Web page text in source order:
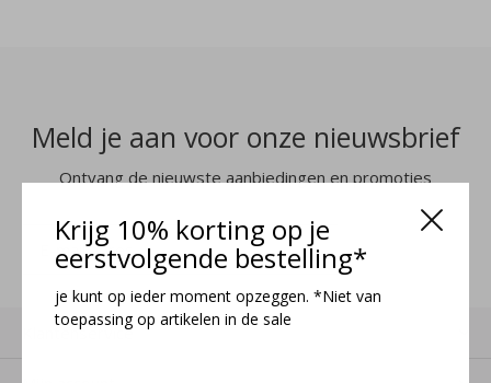
Krijg 10% korting op je
eerstvolgende bestelling*
je kunt op ieder moment opzeggen. *Niet van
toepassing op artikelen in de sale
Meld je aan voor onze nieuwsbrief
Ontvang de nieuwste aanbiedingen en promoties
MELD JE AAN
Klantenservice